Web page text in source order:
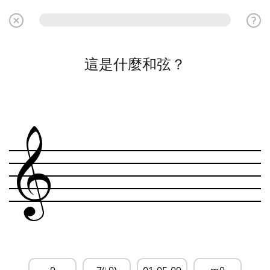
這是什麼和弦？
&